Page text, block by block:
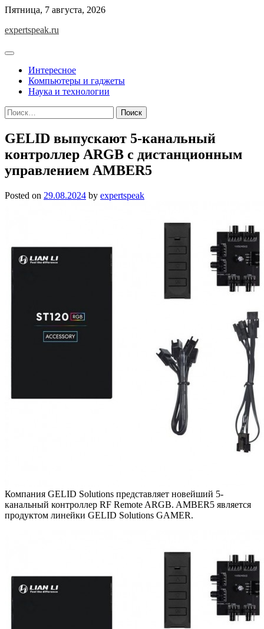
Skip
content
Пятница, 7 августа, 2026
expertspeak.ru
Интересное
Компьютеры и гаджеты
Наука и технологии
Найти:
GELID выпускают 5-канальный
контроллер ARGB с дистанционным
управлением AMBER5
Posted on 29.08.2024 by expertspeak
Компания GELID Solutions представляет новейший 5-
канальный контроллер RF Remote ARGB. AMBER5 является
продуктом линейки GELID Solutions GAMER.